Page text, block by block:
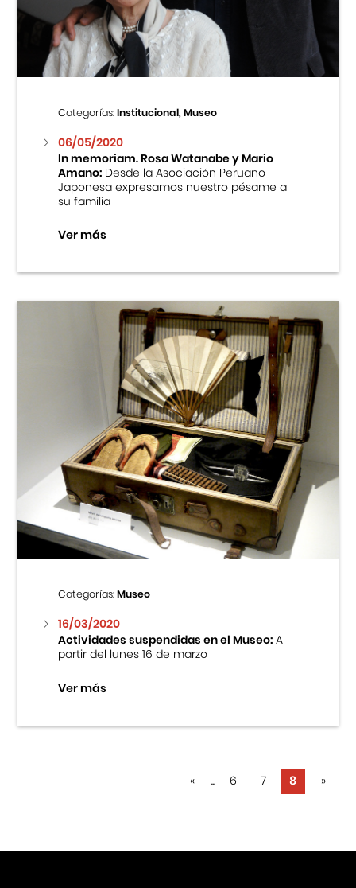
Centro Cultural Peruano Japonés
Cursos
Museo de la Inmigración Japonesa
Fondo Editorial
Teatro Peruano Japonés
Categorías:Institucional, Museo
06/05/2020
In memoriam. Rosa Watanabe y Mario
Amano:Desde la Asociación Peruano
Japonesa expresamos nuestro pésame a
su familia
Ver más
Categorías:Museo
16/03/2020
Actividades suspendidas en el Museo:A
partir del lunes 16 de marzo
Ver más
« ... 6 7 8 »